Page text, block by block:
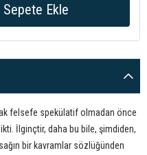
felsefe spekülatif olmadan önce
İlginçtir, daha bu bile, şimdiden,
bir kavramlar sözlüğünden